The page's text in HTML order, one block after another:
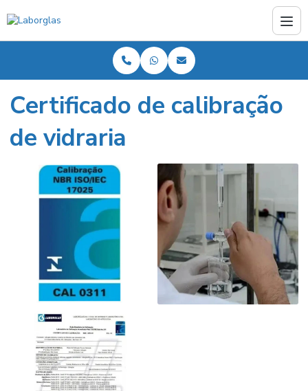
Certificado de calibração
de vidraria